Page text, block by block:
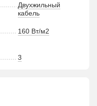
Двухжильный
кабель
160 Вт/м2
3